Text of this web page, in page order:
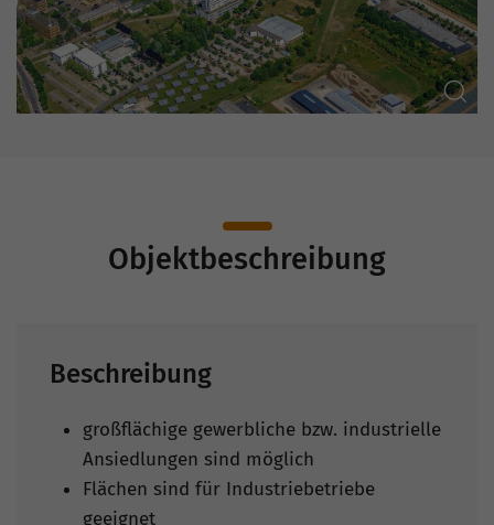
Objektbeschreibung
Beschreibung
großflächige gewerbliche bzw. industrielle
Ansiedlungen sind möglich
Flächen sind für Industriebetriebe
geeignet